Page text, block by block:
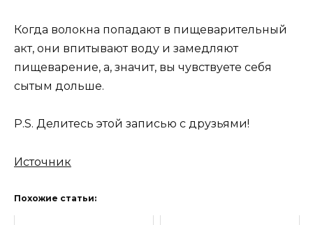
Когда волокна попадают в пищеварительный
акт, они впитывают воду и замедляют
пищеварение, а, значит, вы чувствуете себя
сытым дольше.
P.S. Делитесь этой записью с друзьями!
Источник
Похожие статьи: